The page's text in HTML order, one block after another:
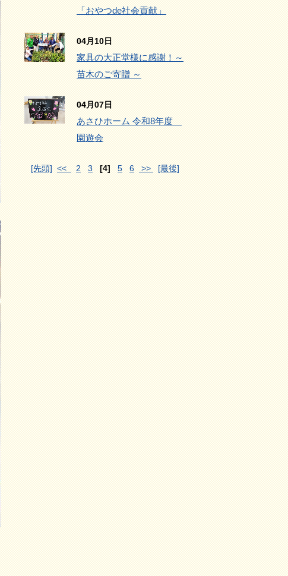
「おやつde社会貢献」
04月10日
家具の大正堂様に感謝！～
苗木のご寄贈 ～
04月07日
あさひホーム 令和8年度
園遊会
[先頭] << 2 3 [4] 5 6 >> [最後]